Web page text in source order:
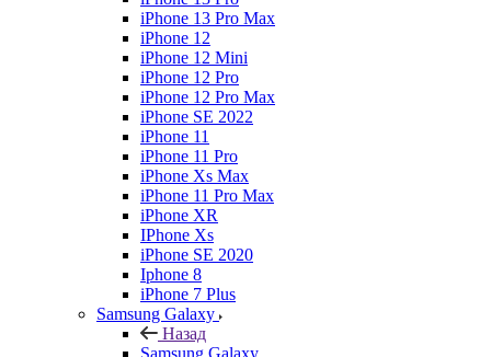
iPhone 13 Pro Max
iPhone 12
iPhone 12 Mini
iPhone 12 Pro
iPhone 12 Pro Max
iPhone SE 2022
iPhone 11
iPhone 11 Pro
iPhone Xs Max
iPhone 11 Pro Max
iPhone XR
IPhone Xs
iPhone SE 2020
Iphone 8
iPhone 7 Plus
Samsung Galaxy
Назад
Samsung Galaxy